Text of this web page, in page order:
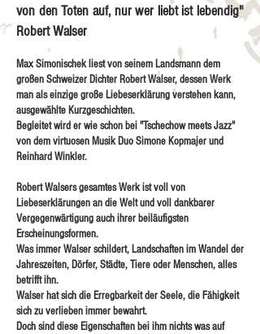
von den Toten auf, nur wer liebt ist lebendig"
Robert Walser
Max Simonischek liest von seinem Landsmann dem
großen Schweizer Dichter Robert Walser, dessen Werk
man als einzige große Liebeserklärung verstehen kann,
ausgewählte Kurzgeschichten.
Begleitet wird er wie schon bei "Tschechow meets Jazz"
von dem virtuosen Musik Duo Simone Kopmajer und
Reinhard Winkler.
Robert Walsers gesamtes Werk ist voll von
Liebeserklärungen an die Welt und voll dankbarer
Vergegenwärtigung auch ihrer beiläufigsten
Erscheinungsformen.
Was immer Walser schildert, Landschaften im Wandel der
Jahreszeiten, Dörfer, Städte, Tiere oder Menschen, alles
betrifft ihn.
Walser hat sich die Erregbarkeit der Seele, die Fähigkeit
sich zu verlieben immer bewahrt.
Doch sind diese Eigenschaften bei ihm nichts was auf